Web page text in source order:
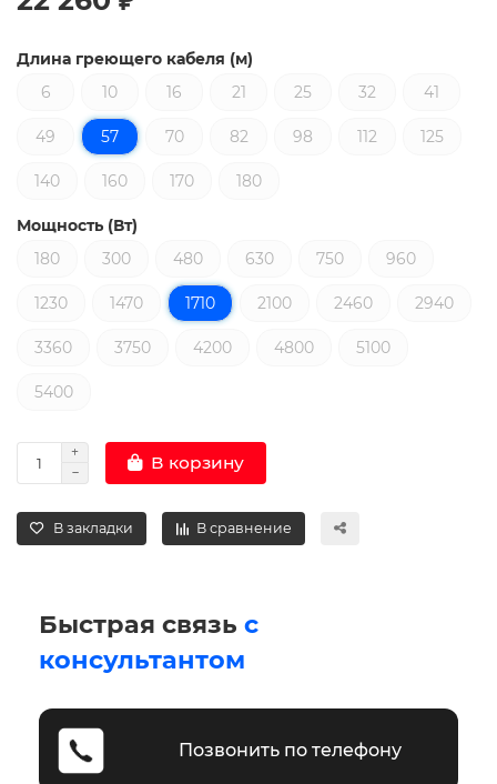
Длина греющего кабеля (м)
6
10 16 21 25 32 41
49 57 70 82 98 112 125
140 160 170 180
Мощность (Вт)
180
300 480 630 750 960
1230 1470 1710 2100 2460 2940
3360 3750 4200 4800 5100
5400
В корзину
В закладки В сравнение
Быстрая связь с
консультантом
Позвонить по телефону